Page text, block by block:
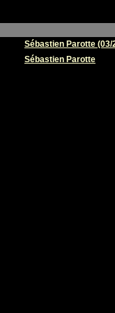
Sébastien Parotte (03/
Sébastien Parotte